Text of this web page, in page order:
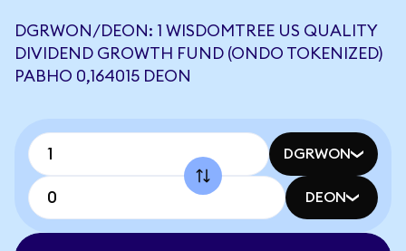
DGRWON/DEON: 1 WISDOMTREE US QUALITY
DIVIDEND GROWTH FUND (ONDO TOKENIZED)
РАВНО 0,164015 DEON
DGRWON
DEON